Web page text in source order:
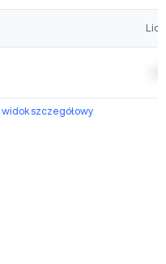
szczegółowy